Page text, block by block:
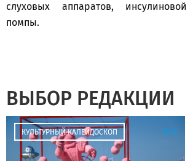
слуховых аппаратов, инсулиновой
помпы.
ВЫБОР РЕДАКЦИИ
КУЛЬТУРНЫЙ КАЛЕЙДОСКОП 12:41